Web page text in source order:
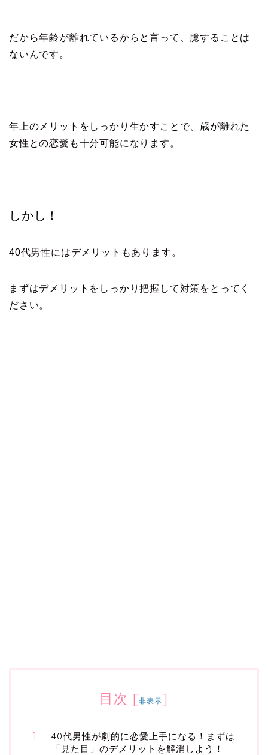
だから年齢が離れているからと言って、臆することは
ないんです。
年上のメリットをしっかり生かすことで、歳が離れた
女性との恋愛も十分可能になります。
しかし！
40代男性にはデメリットもあります。
まずはデメリットをしっかり把握して対策をとってく
ださい。
目次 [非表示]
40代男性が劇的に恋愛上手になる！まずは
「見た目」のデメリットを解消しよう！